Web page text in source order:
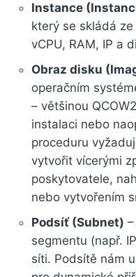
Instance
který se skládá
vCPU, RAM, IP a
Obraz disku
operačním
– většinou
instalaci nebo
proceduru
vytvořit vícerými
poskytovatele,
nebo vytvořením
Podsíť (Subnet)
segmentu (např.
síti. Podsítě nám